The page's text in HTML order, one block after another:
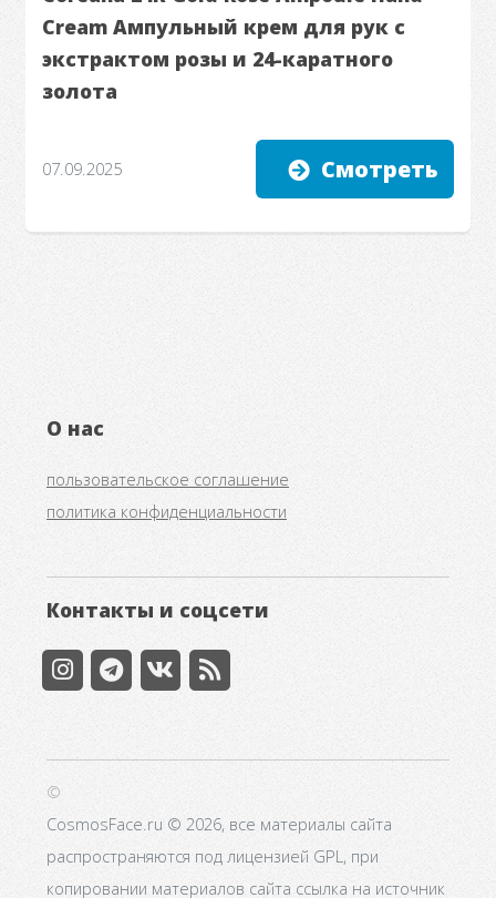
Cream Ампульный крем для рук с
экстрактом розы и 24-каратного
золота
07.09.2025 Смотреть
О нас
пользовательское соглашение
политика конфиденциальности
Контакты и соцсети
©
CosmosFace.ru © 2026, все материалы сайта
распространяются под лицензией GPL, при
копировании материалов сайта ссылка на источник